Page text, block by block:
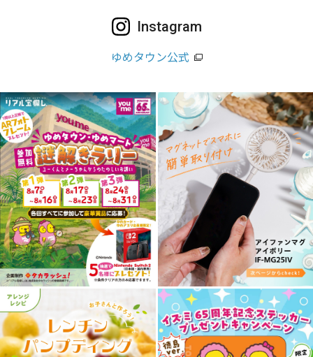
Instagram
ゆめタウン公式